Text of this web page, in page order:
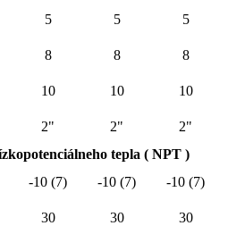
5 5
5
8 8
8
10 10
10
2" 2"
2"
tepla ( NPT )
-10 (7) -10 (7)
-10 (7)
30 30
30